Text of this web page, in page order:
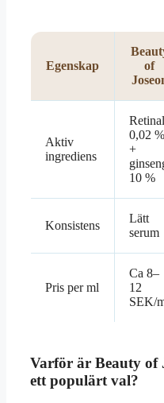
Egenskap
of
Aktiv
ingrediens
Retinal
0,02 %
+
10 %
Konsistens
Lätt
serum
Pris per ml
Ca 8–
12
SEK/
Varför är Beauty of
ett populärt val?